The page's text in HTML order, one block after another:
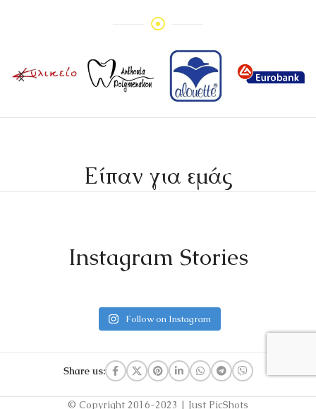
Είπαν για εμάς
Instagram Stories
Follow on Instagram
Share us:
© Copyright 2016-2023 | Just PicShots